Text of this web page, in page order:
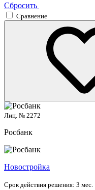
Сбросить
Сравнение
Лиц. № 2272
Росбанк
Новостройка
Срок действия решения: 3 мес.